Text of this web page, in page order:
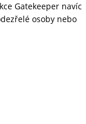
Gatekeeper navíc
osoby nebo